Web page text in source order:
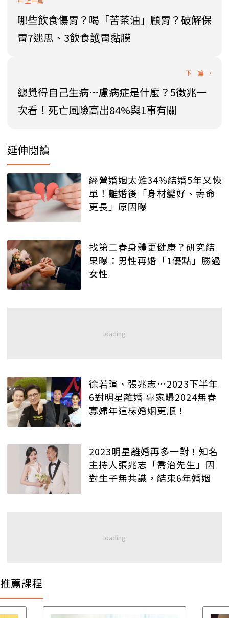
哪些飲食傷胃？喝「苦茶油」顧胃？破解保
胃7迷思、3飲食護胃黏膜
總覺得自己生病…慮病症是什麼？5徵兆一
次看！死亡風險高出84%與1事有關
延伸閱讀
經營婚姻太難34%結婚5年又恢
單！離婚後「身材變好、壽命
更長」原因曝
找第二春身體更健康？研究結
果曝：男性再婚「1優點」勝過
女性
徐若瑄、張兆志…2023下半年
6對明星離婚 專家曝2024無春
寡婦年這樣婚姻更順！
2023明星離婚再多一對！知名
主持人張兆志「喬治先生」因
對生子無共識，結束6年婚姻
推薦課程